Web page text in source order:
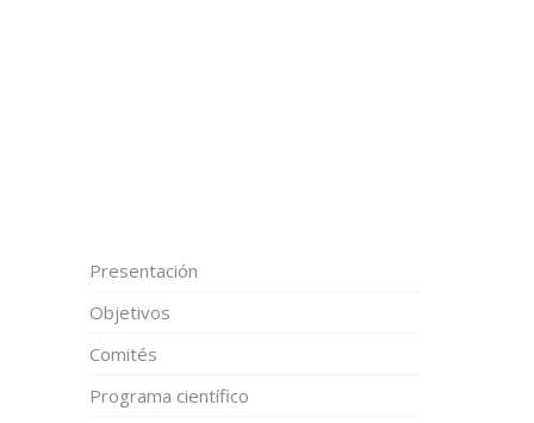
Presentación
Objetivos
Comités
Programa científico